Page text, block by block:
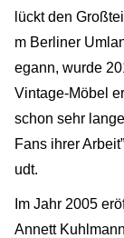
lückt den
m Berliner
egann, wurde
Vintage-Möbel
schon sehr
Fans ihrer
udt.
Im Jahr 2005
Annett